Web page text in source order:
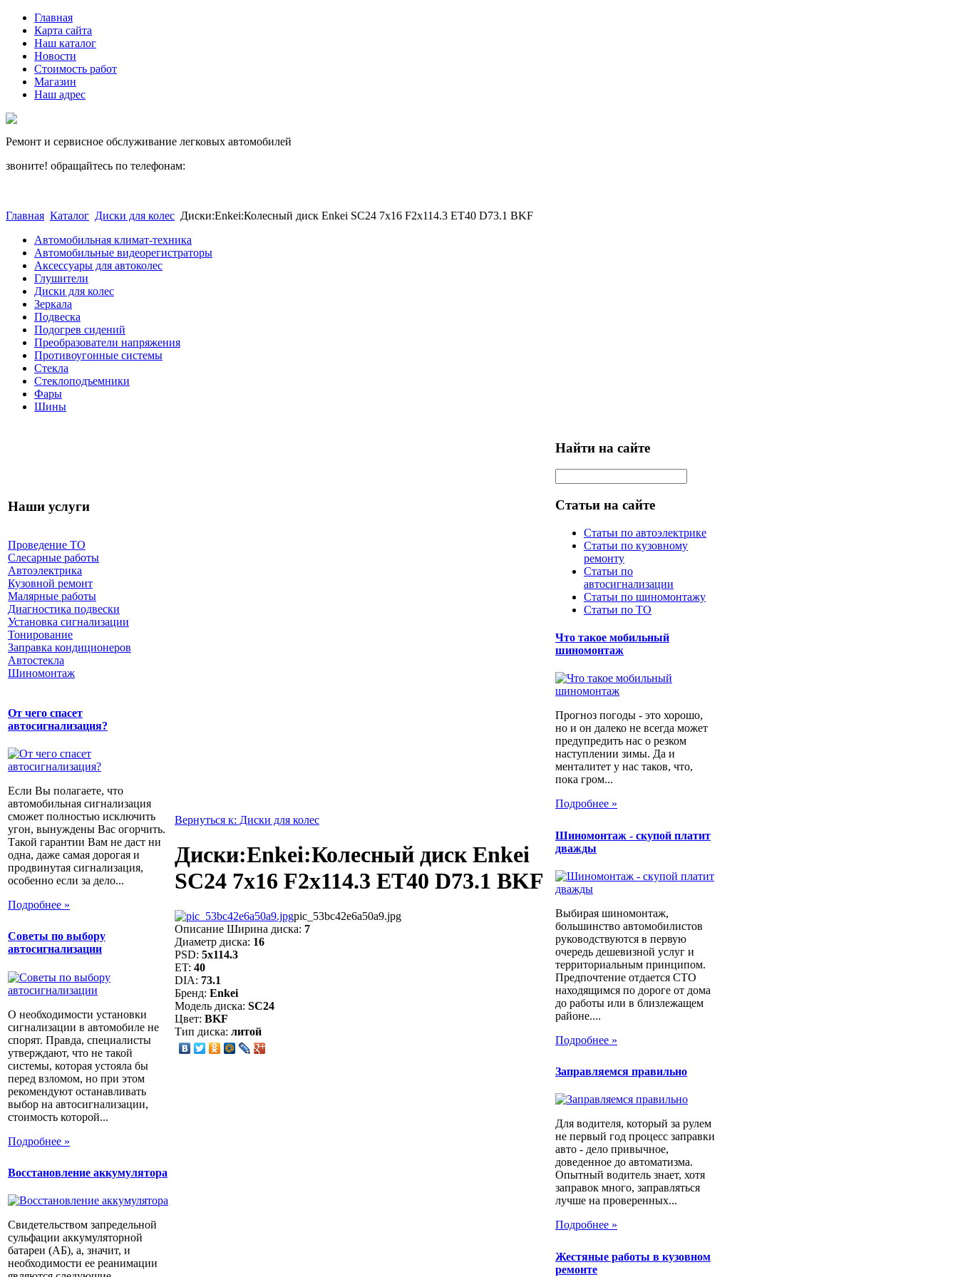
Главная
Карта сайта
Наш каталог
Новости
Стоимость работ
Магазин
Наш адрес
Ремонт и сервисное обслуживание легковых автомобилей
звоните! обращайтесь по телефонам:
Главная Каталог Диски для колес Диски:Enkei:Колесный диск Enkei SC24 7x16 F2x114.3 ET40 D73.1 BKF
Автомобильная климат-техника
Автомобильные видеорегистраторы
Аксессуары для автоколес
Глушители
Диски для колес
Зеркала
Подвеска
Подогрев сидений
Преобразователи напряжения
Противоугонные системы
Стекла
Стеклоподъемники
Фары
Шины
Наши услуги
Проведение ТО
Слесарные работы
Автоэлектрика
Кузовной ремонт
Малярные работы
Диагностика подвески
Установка сигнализации
Тонирование
Заправка кондиционеров
Автостекла
Шиномонтаж
От чего спасет
автосигнализация?
Если Вы полагаете, что
автомобильная сигнализация
сможет полностью исключить
угон, вынуждены Вас огорчить.
Такой гарантии Вам не даст ни
одна, даже самая дорогая и
продвинутая сигнализация,
особенно если за дело...
Подробнее »
Советы по выбору
автосигнализации
О необходимости установки
сигнализации в автомобиле не
спорят. Правда, специалисты
утверждают, что не такой
системы, которая устояла бы
перед взломом, но при этом
рекомендуют останавливать
выбор на автосигнализации,
стоимость которой...
Подробнее »
Восстановление аккумулятора
Свидетельством запредельной
сульфации аккумуляторной
батареи (АБ), а, значит, и
необходимости ее реанимации
Вернуться к: Диски для колес
Диски:Enkei:Колесный диск Enkei
SC24 7x16 F2x114.3 ET40 D73.1 BKF
pic_53bc42e6a50a9.jpg
Описание Ширина диска: 7
Диаметр диска: 16
PSD: 5x114.3
ET: 40
DIA: 73.1
Бренд: Enkei
Модель диска: SC24
Цвет: BKF
Тип диска: литой
Найти на сайте
Статьи на сайте
Статьи по автоэлектрике
Статьи по кузовному
ремонту
Статьи по
автосигнализации
Статьи по шиномонтажу
Статьи по ТО
Что такое мобильный
шиномонтаж
Прогноз погоды - это хорошо,
но и он далеко не всегда может
предупредить нас о резком
наступлении зимы. Да и
менталитет у нас таков, что,
пока гром...
Подробнее »
Шиномонтаж - скупой платит
дважды
Выбирая шиномонтаж,
большинство автомобилистов
руководствуются в первую
очередь дешевизной услуг и
территориальным принципом.
Предпочтение отдается СТО
находящимся по дороге от дома
до работы или в близлежащем
районе....
Подробнее »
Заправляемся правильно
Для водителя, который за рулем
не первый год процесс заправки
авто - дело привычное,
доведенное до автоматизма.
Опытный водитель знает, хотя
заправок много, заправляться
лучше на проверенных...
Подробнее »
Жестяные работы в кузовном
ремонте